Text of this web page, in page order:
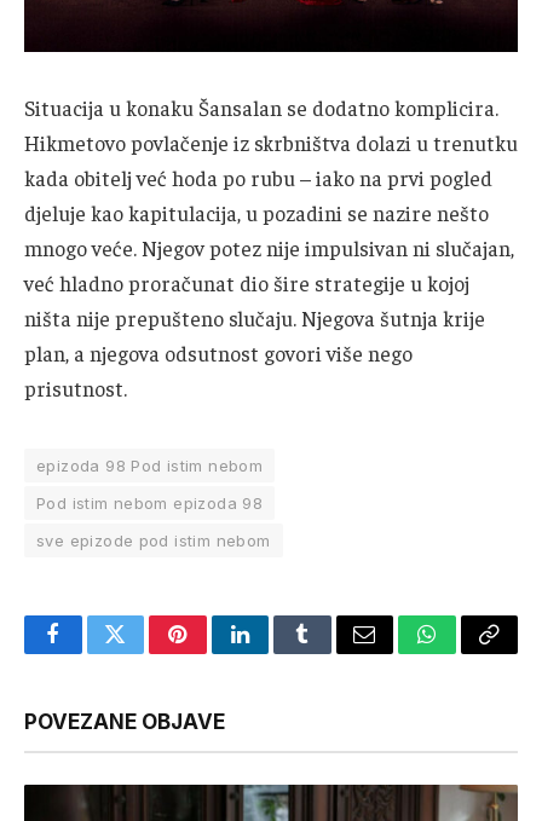
Situacija u konaku Šansalan se dodatno komplicira.
Hikmetovo povlačenje iz skrbništva dolazi u trenutku
kada obitelj već hoda po rubu – iako na prvi pogled
djeluje kao kapitulacija, u pozadini se nazire nešto
mnogo veće. Njegov potez nije impulsivan ni slučajan,
već hladno proračunat dio šire strategije u kojoj
ništa nije prepušteno slučaju. Njegova šutnja krije
plan, a njegova odsutnost govori više nego
prisutnost.
epizoda 98 Pod istim nebom
Pod istim nebom epizoda 98
sve epizode pod istim nebom
FacebookTwitterPinterestLinkedInTumblrEmail WhatsApp
Copy
POVEZANE OBJAVE